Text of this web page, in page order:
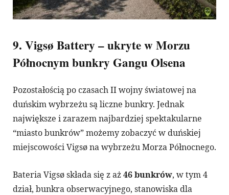
9. Vigsø Battery – ukryte w Morzu
Północnym bunkry Gangu Olsena
Pozostałością po czasach II wojny światowej na
duńskim wybrzeżu są liczne bunkry. Jednak
największe i zarazem najbardziej spektakularne
“miasto bunkrów” możemy zobaczyć w duńskiej
miejscowości Vigsø na wybrzeżu Morza Północnego.
Bateria Vigsø składa się z aż46 bunkrów, w tym 4
dział, bunkra obserwacyjnego, stanowiska dla